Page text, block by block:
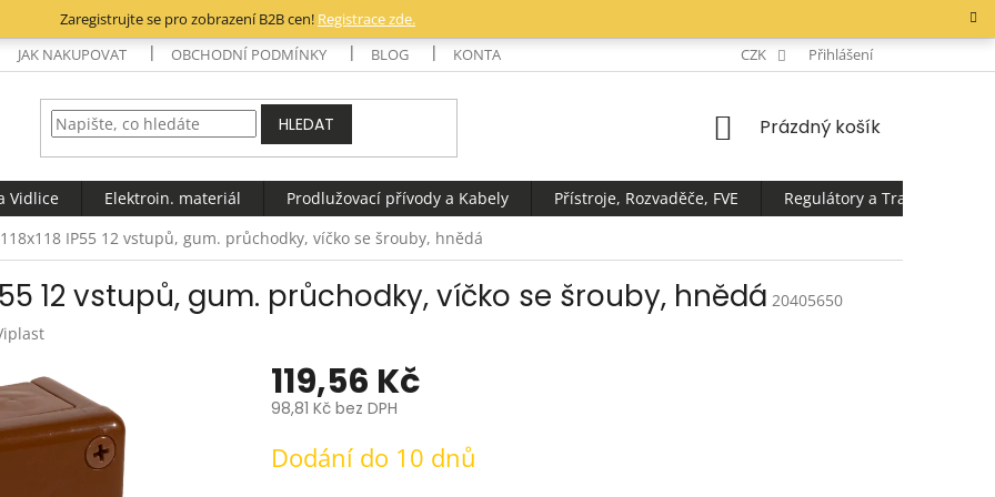
Zaregistrujte se pro zobrazení B2B cen! Registrace zde.
JAK NAKUPOVAT OBCHODNÍ PODMÍNKY BLOG KONTAKTY CZK Přihlášení
HLEDAT
NÁKUPNÍ
Prázdný košík
Vidlice Elektroin. materiál Prodlužovací přívody a Kabely Přístroje, Rozvaděče, FVE
Regulátory a
IP55 12 vstupů, gum. průchodky, víčko se šrouby, hnědá
12 vstupů, gum. průchodky, víčko se šrouby, hnědá 20405650
119,56 Kč
98,81 Kč bez DPH
cena:
Dodání do 10 dnů